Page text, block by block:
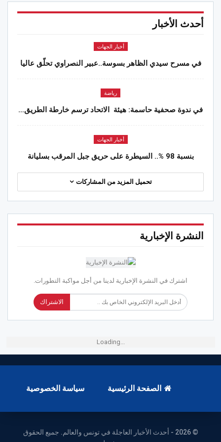
أحدث الأخبار
أخبار الجهات
في مسرح سيدي الظاهر بسوسة..عبير النصراوي تحلّق عاليا
رياضة
في ندوة صحفية حاسمة: هيئة الاتحاد ترسم خارطة الطريق…
أخبار الجهات
بنسبة 98 %.. السيطرة على حريق جبل المرقب بسليانة
تحميل المزيد من المشاركات
النشرة الإخبارية
اشترك في النشرة الإخبارية لدينا من أجل مواكبة التطورات.
الاشتراك
Loading...
الصفحة الرئيسية سياسة الخصوصية
© 2026 - أحدث الأخبار العاجلة في تونس والعالم. جميع الحقوق